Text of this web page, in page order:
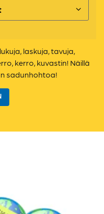
laskuja, tavuja,
kerro, kuvastin! Näillä
sadunhohtoa!